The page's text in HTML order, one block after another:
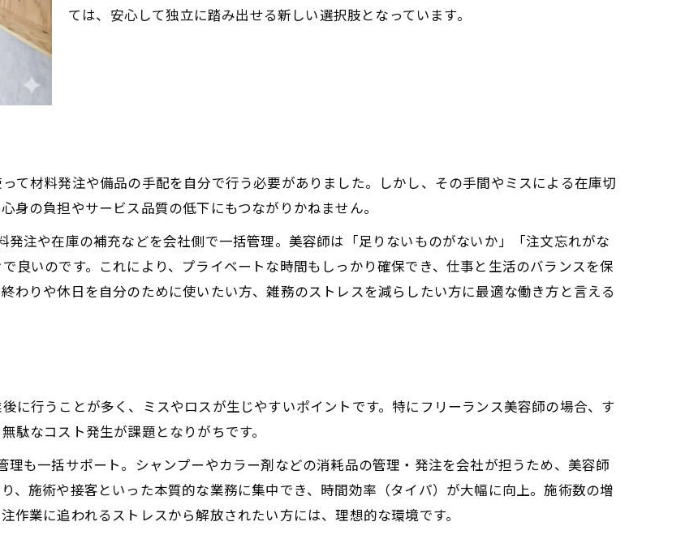
ボイス対応も会社に任せて安心
ーランスが苦手な事務作業から解放
悩まない美容師の新しい働き方
ても安心の美容師サポート体制
アサロンで休んでも収入ゼロの心配なし
ーランスの高還元率がリスクゼロで実現
の新常識！収入安定のサロンモデル紹介
字にならない美容師の働き方改革
収入を目指せる美容師の新制度
「純粋なプレイヤー」として、最高のタイパで稼ぎませんか？
ーランスも「プレイヤー」に集中可能
なしで効率よく稼ぐ美容師の仕事術
の美容師に最適なサロンワークとは
ては、安心して独立に踏み出せる新しい選択肢となっています。
て材料発注や備品の手配を自分で行う必要がありました。しかし、その手間やミスによる在庫切
身の負担やサービス品質の低下にもつながりかねません。
発注や在庫の補充などを会社側で一括管理。美容師は「足りないものがないか」「注文忘れがな
良いのです。これにより、プライベートな時間もしっかり確保でき、仕事と生活のバランスを保
わりや休日を自分のために使いたい方、雑務のストレスを減らしたい方に最適な働き方と言える
に行うことが多く、ミスやロスが生じやすいポイントです。特にフリーランス美容師の場合、す
駄なコスト発生が課題となりがちです。
理も一括サポート。シャンプーやカラー剤などの消耗品の管理・発注を会社が担うため、美容師
、施術や接客といった本質的な業務に集中でき、時間効率（タイパ）が大幅に向上。施術数の増
業に追われるストレスから解放されたい方には、理想的な環境です。